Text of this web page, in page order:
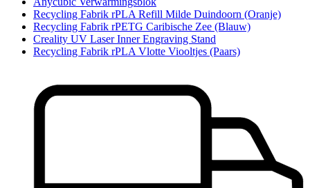
Recycling Fabrik rPLA Refill Milde Duindoorn (Oranje)
Recycling Fabrik rPETG Caribische Zee (Blauw)
Creality UV Laser Inner Engraving Stand
Recycling Fabrik rPLA Vlotte Viooltjes (Paars)